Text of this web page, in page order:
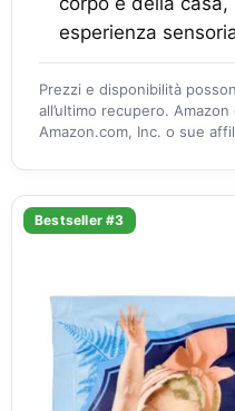
esperienza
Prezzi e disponibilità
all’ultimo recupero.
Amazon.com, Inc. o sue
Bestseller #3